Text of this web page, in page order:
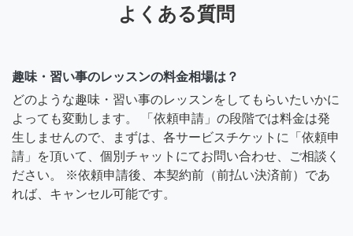
よくある質問
趣味・習い事のレッスンの料金相場は？
どのような趣味・習い事のレッスンをしてもらいたいかに
よっても変動します。 「依頼申請」の段階では料金は発
生しませんので、まずは、各サービスチケットに「依頼申
請」を頂いて、個別チャットにてお問い合わせ、ご相談く
ださい。 ※依頼申請後、本契約前（前払い決済前）であ
れば、キャンセル可能です。